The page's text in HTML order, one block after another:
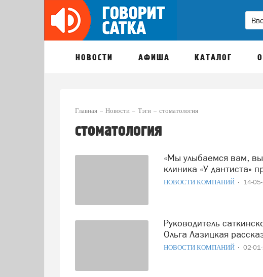
НОВОСТИ АФИША КАТАЛОГ
Главная Новости Тэги стоматология
стоматология
«Мы улыбаемся вам, вы улыбаетесь миру!»: саткинская
клиника «У дантиста»
НОВОСТИ КОМПАНИЙ 14-
Руководитель саткинской «Клиники зубного искусства»
Ольга Лазицкая
НОВОСТИ КОМПАНИЙ 02-